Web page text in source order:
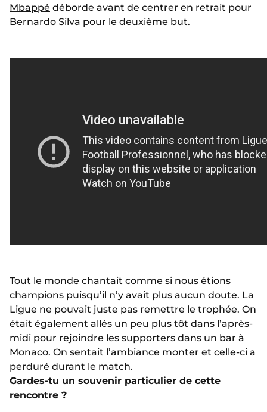
Mbappé déborde avant de centrer en retrait pour
Bernardo Silva pour le deuxième but.
Tout le monde chantait comme si nous étions
champions puisqu’il n’y avait plus aucun doute. La
Ligue ne pouvait juste pas remettre le trophée. On
était également allés un peu plus tôt dans l’après-
midi pour rejoindre les supporters dans un bar à
Monaco. On sentait l’ambiance monter et celle-ci a
perduré durant le match.
Gardes-tu un souvenir particulier de cette
rencontre ?